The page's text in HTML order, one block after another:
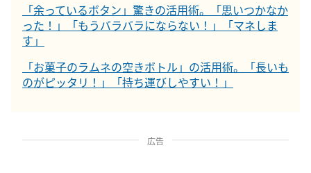
「余っているボタン」驚きの活用術。「思いつかなか
った！」「もうバラバラにならない！」「マネしま
す」
「お菓子のラムネの空きボトル」の活用術。「長いも
のがピッタリ！」「持ち運びしやすい！」
広告